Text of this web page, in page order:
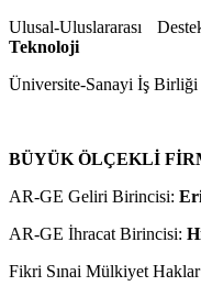
Ulusal-Uluslararası
Teknoloji
Üniversite-Sanayi İş
BÜYÜK ÖLÇEKLİ
AR-GE Geliri Birincisi:
AR-GE İhracat Birincisi:
Fikri Sınai Mülkiyet